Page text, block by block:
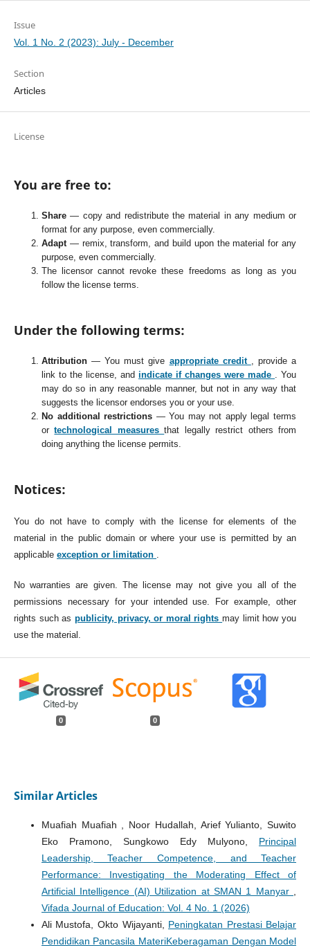
Issue
Vol. 1 No. 2 (2023): July - December
Section
Articles
License
You are free to:
Share— copy and redistribute the material in any medium or
format for any purpose, even commercially.
Adapt — remix, transform, and build upon the material for any
purpose, even commercially.
The licensor cannot revoke these freedoms as long as you
follow the license terms.
Under the following terms:
Attribution— You must give appropriate credit , provide a
link to the license, and indicate if changes were made . You
may do so in any reasonable manner, but not in any way that
suggests the licensor endorses you or your use.
No additional restrictions — You may not apply legal terms
ortechnological measuresthat legally restrict others from
doing anything the license permits.
Notices:
You do not have to comply with the license for elements of the
material in the public domain or where your use is permitted by an
applicable exception or limitation .
No warranties are given. The license may not give you all of the
permissions necessary for your intended use. For example, other
rights such as publicity, privacy, or moral rightsmay limit how you
use the material.
0 0
Similar Articles
Muafiah Muafiah , Noor Hudallah, Arief Yulianto, Suwito
Eko Pramono, Sungkowo Edy Mulyono, Principal
Leadership, Teacher Competence, and Teacher
Performance: Investigating the Moderating Effect of
Artificial Intelligence (AI) Utilization at SMAN 1 Manyar ,
Vifada Journal of Education: Vol. 4 No. 1 (2026)
Ali Mustofa, Okto Wijayanti, Peningkatan Prestasi Belajar
Pendidikan Pancasila MateriKeberagaman Dengan Model